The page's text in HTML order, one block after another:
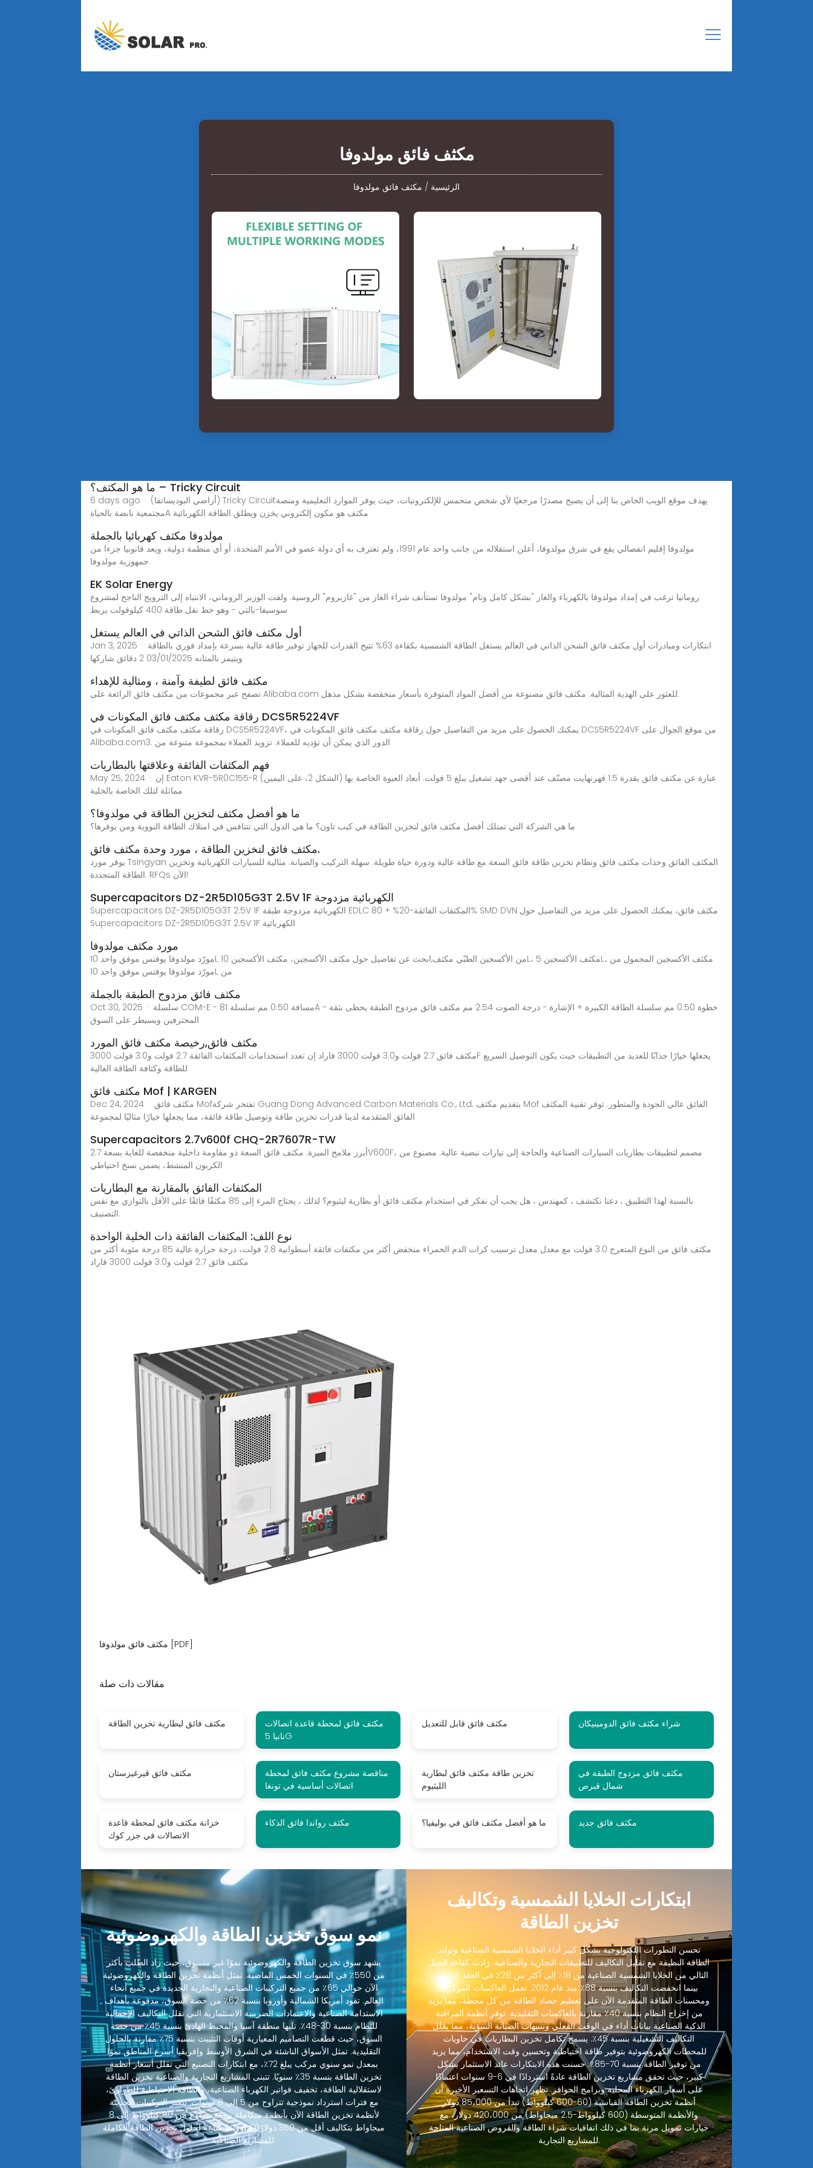
مكثف فائق مولدوفا
الرئيسية / مكثف فائق مولدوفا
ما هو المكثف؟ – Tricky Circuit
6 days ago · (أراضي البوديساتفا) Tricky Circuitيهدف موقع الويب الخاص بنا إلى أن يصبح مصدرًا مرجعيًا لأي شخص متحمس للإلكترونيات، حيث يوفر الموارد التعليمية ومنصة
مجتمعية نابضة بالحياةA مكثف هو مكون إلكتروني يخزن ويطلق الطاقة الكهربائية
مولدوفا مكثف كهربائيا بالجملة
مولدوفا إقليم انفصالي يقع في شرق مولدوفا، أعلن استقلاله من جانب واحد عام 1991، ولم تعترف به أي دولة عضو في الأمم المتحدة، أو أي منظمة دولية، ويعد قانونيا جزءا من
جمهورية مولدوفا.
EK Solar Energy
رومانيا ترغب في إمداد مولدوفا بالكهرباء والغاز "بشكل كامل وتام" مولدوفا تستأنف شراء الغاز من "غازبروم" الروسية. ولفت الوزير الروماني، الانتباه إلى الترويج الناجح لمشروع
سوسيفا-بالتي - وهو خط نقل طاقة 400 كيلوفولت يربط
أول مكثف فائق الشحن الذاتي في العالم يستغل
Jan 3, 2025 · ابتكارات ومبادرات أول مكثف فائق الشحن الذاتي في العالم يستغل الطاقة الشمسية بكفاءة 63% تتيح القدرات للجهاز توفير طاقة عالية بسرعة بإمداد فوري بالطاقة
ويتيمز بالمتانه 03/01/2025 2 دقائق شاركها
مكثف فائق لطيفة وآمنة ، ومثالية للإهداء
تصفح عبر مجموعات من مكثف فائق الرائعة على Alibaba.com للعثور على الهدية المثالية. مكثف فائق مصنوعة من أفضل المواد المتوفرة بأسعار منخفضة بشكل مذهل.
رقاقة مكثف مكثف فائق المكونات في DCS5R5224VF
رقاقة مكثف مكثف فائق المكونات في DCS5R5224VF، يمكنك الحصول على مزيد من التفاصيل حول رقاقة مكثف مكثف فائق المكونات في DCS5R5224VF من موقع الجوال على
Alibaba.com3. الدور الذي يمكن أن تؤديه للعملاء: تزويد العملاء بمجموعة متنوعة من
فهم المكثفات الفائقة وعلاقتها بالبطاريات
May 25, 2024 · إن Eaton KVR-5R0C155-R (الشكل 2، على اليمين) عبارة عن مكثف فائق بقدرة 1.5 فهرنهايت مصنّف عند أقصى جهد تشغيل يبلغ 5 فولت. أبعاد العبوة الخاصة بها
مماثلة لتلك الخاصة بالخلية
ما هو أفضل مكثف لتخزين الطاقة في مولدوفا؟
ما هي الشركة التي تمتلك أفضل مكثف فائق لتخزين الطاقة في كيب تاون؟ ما هي الدول التي تتنافس في امتلاك الطاقة النووية ومن يوفرها؟
مكثف فائق لتخزين الطاقة ، مورد وحدة مكثف فائق.
يوفر مورد Tsingyan المكثف الفائق وحدات مكثف فائق ونظام تخزين طاقة فائق السعة مع طاقة عالية ودورة حياة طويلة. سهلة التركيب والصيانة. مثالية للسيارات الكهربائية وتخزين
الطاقة المتجددة. RFQs الآن!
Supercapacitors DZ-2R5D105G3T 2.5V 1F الكهربائية مزدوجة
Supercapacitors DZ-2R5D105G3T 2.5V 1F الكهربائية مزدوجة طبقة EDLC المكثفات الفائقة-20% + 80% SMD DVN مكثف فائق، يمكنك الحصول على مزيد من التفاصيل حول
Supercapacitors DZ-2R5D105G3T 2.5V 1F الكهربائية
مورد مكثف مولدوفا
مورّد مولدوفا يوفتس موفق واحد 10L من الأكسجين الطبّي مكثف,ابحث عن تفاصيل حول مكثف الأكسجين، مكثف الأكسجين 10L، مكثف الأكسجين 5L، مكثف الأكسجين المحمول من
مورّد مولدوفا يوفتس موفق واحد 10L من
مكثف فائق مزدوج الطبقة بالجملة
Oct 30, 2025 · سلسلة COM-E - مسافة 0.50 مم سلسلة 81A - خطوة 0.50 مم سلسلة الطاقة الكبيرة + الإشارة - درجة الصوت 2.54 مم مكثف فائق مزدوج الطبقة يحظى بثقة
المحترفين ويسيطر على السوق
مكثف فائق,رخيصة مكثف فائق المورد
مكثف فائق 2.7 فولت و3.0 فولت 3000 فاراد إن تعدد استخدامات المكثفات الفائقة 2.7 فولت و3.0 فولت 3000F يجعلها خيارًا جذابًا للعديد من التطبيقات حيث يكون التوصيل السريع
للطاقة وكثافة الطاقة العالية
مكثف فائق Mof | KARGEN
Dec 24, 2024 · مكثف فائق Mofتفتخر شركة Guang Dong Advanced Carbon Materials Co., Ltd. بتقديم مكثف Mof الفائق عالي الجودة والمتطور. توفر تقنية المكثف
الفائق المتقدمة لدينا قدرات تخزين طاقة وتوصيل طاقة فائقة، مما يجعلها خيارًا مثاليًا لمجموعة
Supercapacitors 2.7v600f CHQ-2R7607R-TW
أبرز ملامح الميزة: مكثف فائق السعة ذو مقاومة داخلية منخفضة للغاية بسعة 2.7V600F، مصمم لتطبيقات بطاريات السيارات الصناعية والحاجة إلى تيارات نبضية عالية. مصنوع من
الكربون المنشط، يضمن نسخ احتياطي
المكثفات الفائق بالمقارنة مع البطاريات
بالنسبة لهذا التطبيق ، دعنا نكتشف ، كمهندس ، هل يجب أن نفكر في استخدام مكثف فائق أو بطارية ليثيوم؟ لذلك ، يحتاج المرء إلى 85 مكثفًا فائقًا على الأقل بالتوازي مع نفس
التصنيف.
نوع اللف: المكثفات الفائقة ذات الخلية الواحدة
مكثف فائق من النوع المتعرج 3.0 فولت مع معدل معدل ترسيب كرات الدم الحمراء منخفض أكثر من مكثفات فائقة أسطوانية 2.8 فولت، درجة حرارة عالية 85 درجة مئوية أكثر من
مكثف فائق 2.7 فولت و3.0 فولت 3000 فاراد
مكثف فائق مولدوفا [PDF]
مقالات ذات صلة
مكثف فائق لبطارية تخزين الطاقة
مكثف فائق لمحطة قاعدة اتصالات
نانيا 5G
مكثف فائق قابل للتعديل شراء مكثف فائق الدومينيكان
مكثف فائق قيرغيزستان
مناقصة مشروع مكثف فائق لمحطة
اتصالات أساسية في تونغا
تخزين طاقة مكثف فائق لبطارية
الليثيوم
مكثف فائق مزدوج الطبقة في
شمال قبرص
خزانة مكثف فائق لمحطة قاعدة
الاتصالات في جزر كوك
مكثف رواندا فائق الذكاء ما هو أفضل مكثف فائق في بوليفيا؟ مكثف فائق جديد
نمو سوق تخزين الطاقة والكهروضوئية
يشهد سوق تخزين الطاقة والكهروضوئية نموًا غير مسبوق، حيث زاد الطلب بأكثر
من 550٪ في السنوات الخمس الماضية. تمثل أنظمة تخزين الطاقة والكهروضوئية
الآن حوالي 65٪ من جميع التركيبات الصناعية والتجارية الجديدة في جميع أنحاء
العالم. تقود أمريكا الشمالية وأوروبا بنسبة 62٪ من حصة السوق، مدفوعة بأهداف
الاستدامة الصناعية والاعتمادات الضريبية الاستثمارية التي تقلل التكاليف الإجمالية
للنظام بنسبة 30-48٪. تليها منطقة آسيا والمحيط الهادئ بنسبة 45٪ من حصة
السوق، حيث قطعت التصاميم المعيارية أوقات التثبيت بنسبة 75٪ مقارنة بالحلول
التقليدية. تمثل الأسواق الناشئة في الشرق الأوسط وإفريقيا أسرع المناطق نموًا
بمعدل نمو سنوي مركب يبلغ 72٪، مع ابتكارات التصنيع التي تقلل أسعار أنظمة
تخزين الطاقة بنسبة 35٪ سنويًا. تتبنى المشاريع التجارية والصناعية تخزين الطاقة
لاستقلالية الطاقة، تخفيف فواتير الكهرباء الصناعية، والطاقة الاحتياطية للطوارئ،
مع فترات استرداد نموذجية تتراوح من 5 إلى 8 سنوات. تتميز التركيبات الحديثة
لأنظمة تخزين الطاقة الآن بأنظمة متكاملة بسعة تتراوح من 80 كيلوواط إلى 8
ميجاواط بتكاليف أقل من 350 دولارًا/كيلوواط ساعة لحلول تخزين الطاقة الكاملة
للمشاريع الصناعية.
ابتكارات الخلايا الشمسية وتكاليف
تخزين الطاقة
تحسن التطورات التكنولوجية بشكل كبير أداء الخلايا الشمسية الصناعية وتوليد
الطاقة النظيفة مع تقليل التكاليف للتطبيقات التجارية والصناعية. زادت كفاءة الجيل
التالي من الخلايا الشمسية الصناعية من 18٪ إلى أكثر من 28٪ في العقد الماضي،
بينما انخفضت التكاليف بنسبة 88٪ منذ عام 2012. تعمل العاكسات المركزية
ومحسنات الطاقة المتقدمة الآن على تعظيم حصاد الطاقة من كل محطة، مما يزيد
من إخراج النظام بنسبة 40٪ مقارنة بالعاكسات التقليدية. توفر أنظمة المراقبة
الذكية الصناعية بيانات أداء في الوقت الفعلي وتنبيهات الصيانة التنبؤية، مما يقلل
التكاليف التشغيلية بنسبة 45٪. يسمح تكامل تخزين البطاريات في حاويات
للمحطات الكهروضوئية بتوفير طاقة احتياطية وتحسين وقت الاستخدام، مما يزيد
من توفير الطاقة بنسبة 70-85٪. حسنت هذه الابتكارات عائد الاستثمار بشكل
كبير، حيث تحقق مشاريع تخزين الطاقة عادةً استردادًا في 6-9 سنوات اعتمادًا
على أسعار الكهرباء المحلية وبرامج الحوافز. تظهر اتجاهات التسعير الأخيرة أن
أنظمة تخزين الطاقة القياسية (60-600 كيلوواط) تبدأ من 85،000 دولار
والأنظمة المتوسطة (600 كيلوواط-2.5 ميجاواط) من 420،000 دولار، مع
خيارات تمويل مرنة بما في ذلك اتفاقيات شراء الطاقة والقروض الصناعية المتاحة
للمشاريع التجارية.